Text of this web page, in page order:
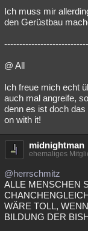
Ich muss mir
den Gerüstbau
@ All
Ich freue mich echt
auch mal angreife,
denn es ist doch das
on with it!
midnightman
ehemaliges
@herrschmitz
ALLE MENSCHEN
WÄRE TOLL,
BILDUNG DER